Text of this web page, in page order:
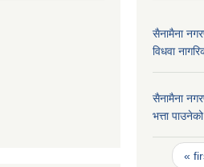
सैनामैना
विधवा
सैनामैना
भत्ता
«